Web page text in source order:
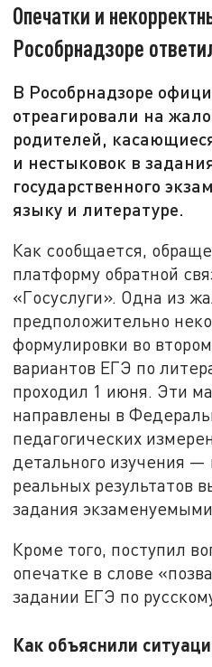
Опечатки и
Рособрнадзоре
В Рособрнадзоре
отреагировали на
родителей,
и нестыковок в
государственного
языку и литературе.
Как сообщается,
платформу обратной
«Госуслуги». Одна из
предположительно
формулировки во
вариантов ЕГЭ по
проходил 1 июня. Эти
направлены в
педагогических
детального изучения
реальных результатов
задания
Кроме того, поступил
опечатке в слове
задании ЕГЭ по
Как объяснили